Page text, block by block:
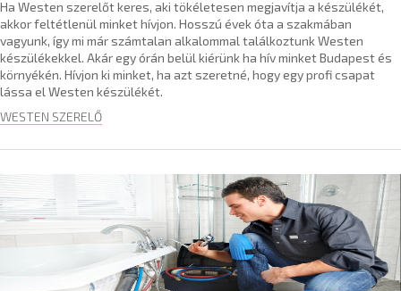
Ha Westen szerelőt keres, aki tökéletesen megjavítja a készülékét,
akkor feltétlenül minket hívjon. Hosszú évek óta a szakmában
vagyunk, így mi már számtalan alkalommal találkoztunk Westen
készülékekkel. Akár egy órán belül kiérünk ha hív minket Budapest és
környékén. Hívjon ki minket, ha azt szeretné, hogy egy profi csapat
lássa el Westen készülékét.
WESTEN SZERELŐ